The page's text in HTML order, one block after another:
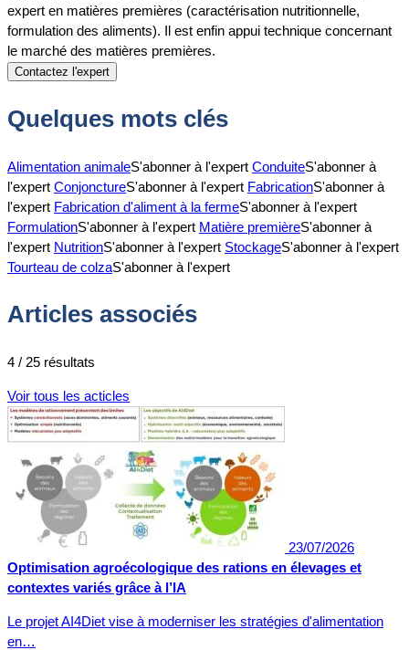
expert en matières premières (caractérisation nutritionnelle,
formulation des aliments). Il est enfin appui technique concernant
le marché des matières premières.
Contactez l'expert
Quelques mots clés
Alimentation animaleS'abonner à l'expert ConduiteS'abonner à
l'expert ConjonctureS'abonner à l'expert FabricationS'abonner à
l'expert Fabrication d'aliment à la fermeS'abonner à l'expert
FormulationS'abonner à l'expert Matière premièreS'abonner à
l'expert NutritionS'abonner à l'expert StockageS'abonner à l'expert
Tourteau de colzaS'abonner à l'expert
Articles associés
4 / 25 résultats
Voir tous les acticles
23/07/2026
Optimisation agroécologique des rations en élevages et
contextes variés grâce à l’IA
Le projet AI4Diet vise à moderniser les stratégies d'alimentation
en…